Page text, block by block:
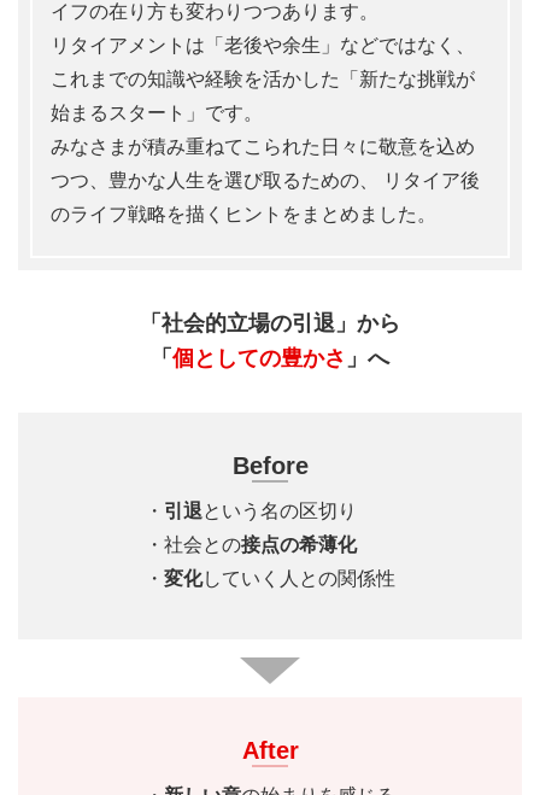
イフの在り方も変わりつつあります。
リタイアメントは「老後や余生」などではなく、
これまでの知識や経験を活かした「新たな挑戦が
始まるスタート」です。
みなさまが積み重ねてこられた日々に敬意を込め
つつ、豊かな人生を選び取るための、
リタイア後
のライフ戦略を描くヒントをまとめました。
「社会的立場の引退」から
「 個としての豊かさ 」へ
Before
・ 引退という名の区切り
・社会との接点の希薄化
・ 変化していく人との関係性
After